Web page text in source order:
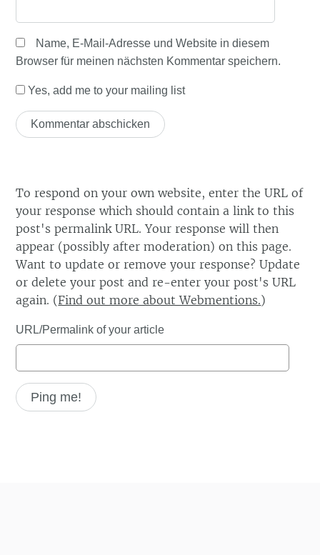
Name, E-Mail-Adresse und Website in diesem
Browser für meinen nächsten Kommentar speichern.
Yes, add me to your mailing list
To respond on your own website, enter the URL of
your response which should contain a link to this
post's permalink URL. Your response will then
appear (possibly after moderation) on this page.
Want to update or remove your response? Update
or delete your post and re-enter your post's URL
again. (Find out more about Webmentions.)
URL/Permalink of your article